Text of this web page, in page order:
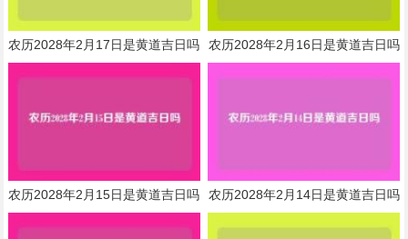
农历2028年2月17日是黄道吉日吗 农历2028年2月16日是黄道吉日吗
农历2028年2月15日是黄道吉日吗 农历2028年2月14日是黄道吉日吗